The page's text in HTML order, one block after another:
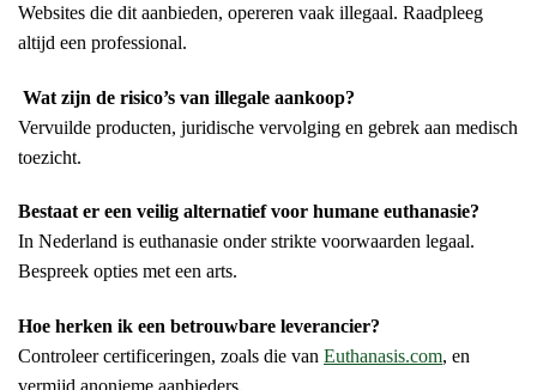
Websites die dit aanbieden, opereren vaak illegaal. Raadpleeg
altijd een professional.
Wat zijn de risico’s van illegale aankoop?
Vervuilde producten, juridische vervolging en gebrek aan medisch
toezicht.
Bestaat er een veilig alternatief voor humane euthanasie?
In Nederland is euthanasie onder strikte voorwaarden legaal.
Bespreek opties met een arts.
Hoe herken ik een betrouwbare leverancier?
Controleer certificeringen, zoals die van Euthanasis.com, en